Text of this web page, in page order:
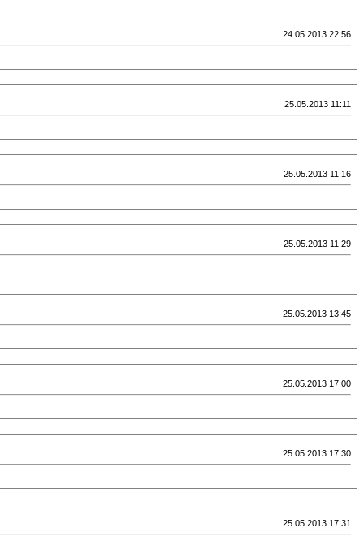
24.05.2013 22:56
25.05.2013 11:11
25.05.2013 11:16
25.05.2013 11:29
25.05.2013 13:45
25.05.2013 17:00
25.05.2013 17:30
25.05.2013 17:31